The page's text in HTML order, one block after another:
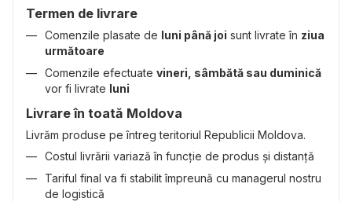
Termen de livrare
Comenzile plasate de luni până joi sunt livrate în ziua
următoare
Comenzile efectuate vineri, sâmbătă sau duminică
vor fi livrate luni
Livrare în toată Moldova
Livrăm produse pe întreg teritoriul Republicii Moldova.
Costul livrării variază în funcție de produs și distanță
Tariful final va fi stabilit împreună cu managerul nostru
de logistică